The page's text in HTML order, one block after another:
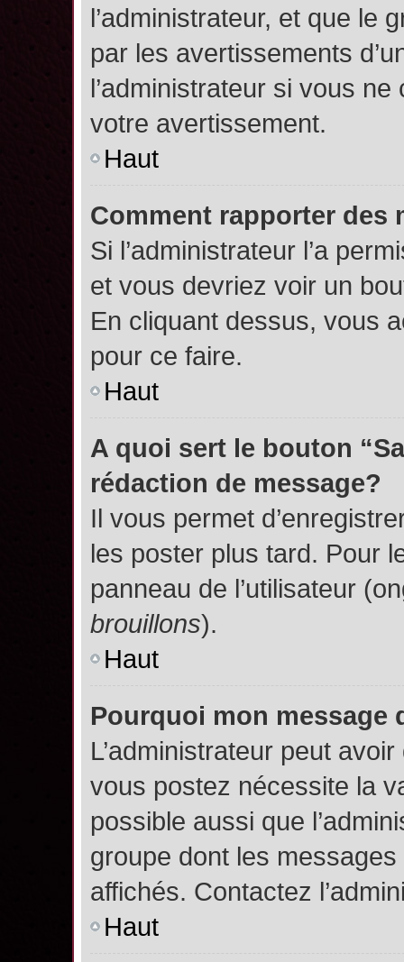
l’administrateur, et que le
par les avertissements
l’administrateur si vous
votre avertissement.
Haut
Comment rapporter des
Si l’administrateur l’a
et vous devriez voir un
En cliquant dessus, vous
pour ce faire.
Haut
A quoi sert le bouton
rédaction de message?
Il vous permet
les poster plus tard. Pour
panneau de l’utilisateur
brouillons).
Haut
Pourquoi mon message
L’administrateur peut
vous postez nécessite la
possible aussi que
groupe dont les
affichés. Contactez
Haut